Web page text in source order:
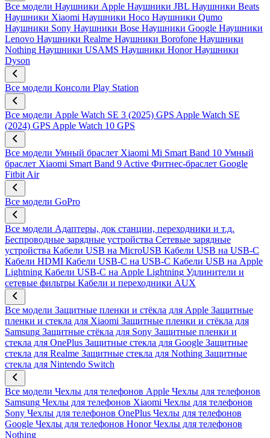
Все модели Наушники Apple Наушники JBL Наушники Beats
Наушники Xiaomi Наушники Hoco Наушники Qumo
Наушники Sony Наушники Bose Наушники Google Наушники
Lenovo Наушники Realme Наушники Borofone Наушники
Nothing Наушники USAMS Наушники Honor Наушники
Dyson
Все модели Консоли Play Station
Все модели Apple Watch SE 3 (2025) GPS Apple Watch SE
(2024) GPS Apple Watch 10 GPS
Все модели Умный браслет Xiaomi Mi Smart Band 10 Умный
браслет Xiaomi Smart Band 9 Active Фитнес-браслет Google
Fitbit Air
Все модели GoPro
Все модели Адаптеры, док станции, переходники и т.д.
Беспроводные зарядные устройства Сетевые зарядные
устройства Кабели USB на MicroUSB Кабели USB на USB-C
Кабели HDMI Кабели USB-C на USB-C Кабели USB на Apple
Lightning Кабели USB-C на Apple Lightning Удлинители и
сетевые фильтры Кабели и переходники AUX
Все модели Защитные пленки и стёкла для Apple Защитные
пленки и стекла для Xiaomi Защитные пленки и стёкла для
Samsung Защитные стёкла для Sony Защитные пленки и
стекла для OnePlus Защитные стекла для Google Защитные
стекла для Realme Защитные стекла для Nothing Защитные
стекла для Nintendo Switch
Все модели Чехлы для телефонов Apple Чехлы для телефонов
Samsung Чехлы для телефонов Xiaomi Чехлы для телефонов
Sony Чехлы для телефонов OnePlus Чехлы для телефонов
Google Чехлы для телефонов Honor Чехлы для телефонов
Nothing